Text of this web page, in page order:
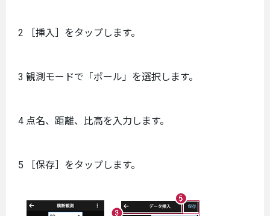
2 ［挿入］をタップします。
3 観測モードで「ポール」を選択します。
4 点名、距離、比高を入力します。
5 ［保存］をタップします。